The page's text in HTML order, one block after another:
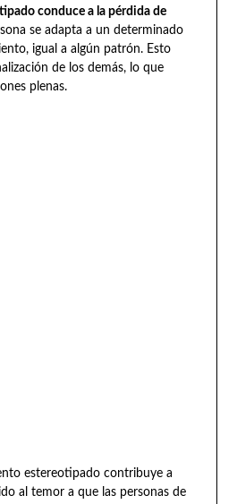
conduce a la pérdida de
se adapta a un determinado
igual a algún patrón. Esto
de los demás, lo que
plenas.
estereotipado contribuye a
al temor a que las personas de